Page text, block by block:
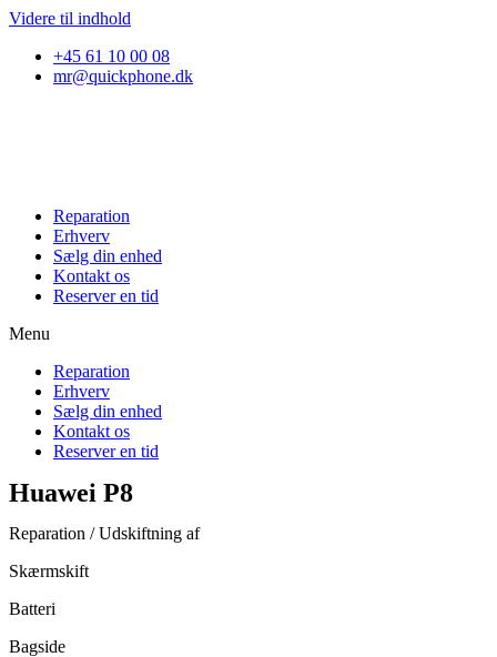
Videre til indhold
+45 61 10 00 08
mr@quickphone.dk
Reparation
Erhverv
Sælg din enhed
Kontakt os
Reserver en tid
Menu
Reparation
Erhverv
Sælg din enhed
Kontakt os
Reserver en tid
Huawei P8
Reparation / Udskiftning af
Skærmskift
Batteri
Bagside